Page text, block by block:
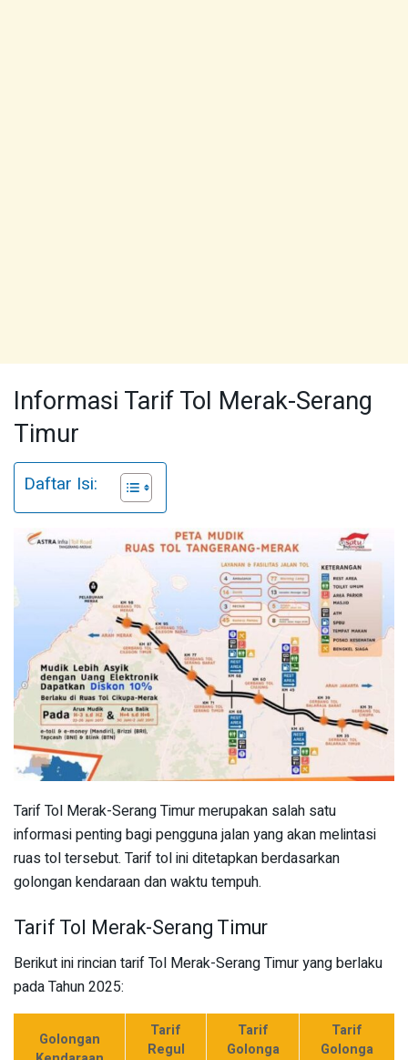
Informasi Tarif Tol Merak-Serang
Timur
Daftar Isi:
Tarif Tol Merak-Serang Timur merupakan salah satu
informasi penting bagi pengguna jalan yang akan melintasi
ruas tol tersebut. Tarif tol ini ditetapkan berdasarkan
golongan kendaraan dan waktu tempuh.
Tarif Tol Merak-Serang Timur
Berikut ini rincian tarif Tol Merak-Serang Timur yang berlaku
pada Tahun 2025:
Golongan
Tarif
Regul
Tarif
Golonga
Tarif
Golonga